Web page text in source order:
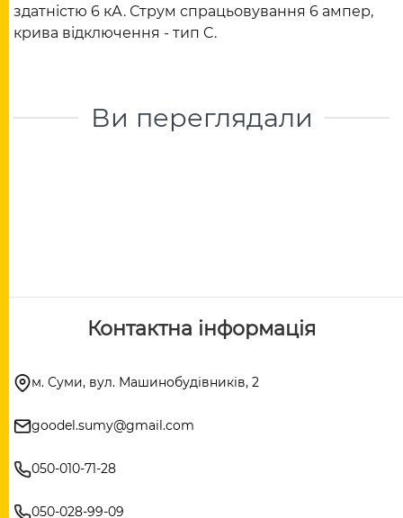
здатністю 6 кА. Струм спрацьовування 6 ампер,
крива відключення - тип C.
Ви переглядали
Контактна інформація
м. Суми, вул. Машинобудівників, 2
goodel.sumy@gmail.com
050-010-71-28
050-028-99-09